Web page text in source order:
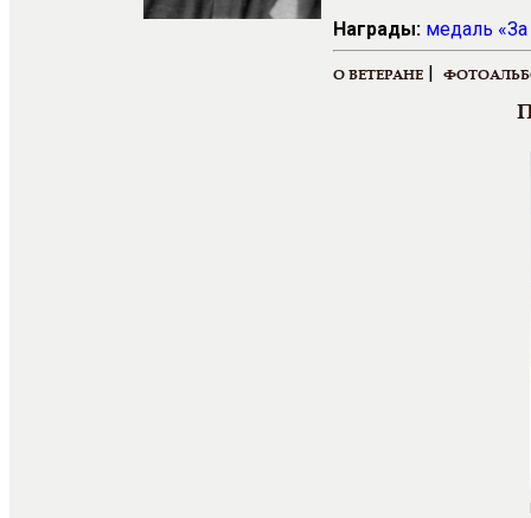
Награды: медаль «
О ВЕТЕРАНЕ |